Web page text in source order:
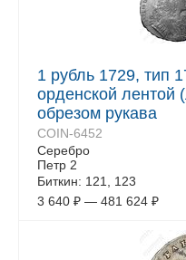
1 рубль 1729, тип
орденской лентой
обрезом рукава
COIN-6452
Серебро
Петр 2
Биткин: 121, 123
3 640 ₽ — 481 624 ₽